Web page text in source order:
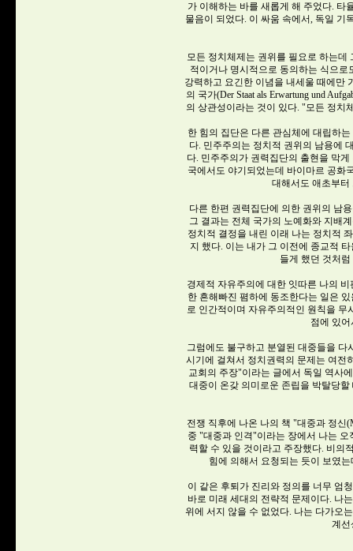
가 이해하는 바를 새롭게 해 주었다. 타
물음이 되었다. 이 싸움 속에서, 독일 기
모든 정치체제는 권위를 필요로 하는
적이거나 명시적으로 동의하는 식으
강력하고 요긴한 이념을 내세울 때에만
의 국가(Der Staat als Erwartung und
의 상관성이라는 것이 있다. "모든 정치
한 힘의 집단은 다른 관심체에 대립하
다. 민주주의는 정치적 권위의 남용에
다. 민주주의가 권력집단의 출현을 막
국에서도 야기되었는데 바이마르 공화
대해서도 애초부터
다른 한편 권력집단에 의한 권위의 남
그 결과는 전체 국가의 노예화와 지배
정치적 결정을 내린 이래 나는 정치적
지 했다. 이는 내가 그 이전에 종교적
들게 했던 것처
경제적 자유주의에 대한 잇따른 나의
한 흔해빠진 폄하에 동조한다는 일은
로 인간적이며 자유주의적인 원칙을 무
점에 있
그럼에도 불구하고 분열된 대중들을
시기에 걸쳐서 정치권력의 문제는 여전
교회의 주장"이라는 글에서 독일 역사
대중이 온갖 의미로운 존립을 박탈당
전쟁 직후에 나온 나의 책 "대중과 정신
중 "대중과 인격"이라는 장에서 나는
력할 수 있을 것이라고 주장했다. 비의
힘에 의해서 요청되는 듯이 보였
이 같은 후퇴가 진리와 정의를 너무 엄
바로 미래 세대의 전략적 문제이다. 나
위에 서지 않을 수 없었다. 나는 다가오
계선